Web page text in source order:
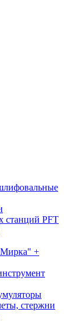
станций PFT
+
стержни